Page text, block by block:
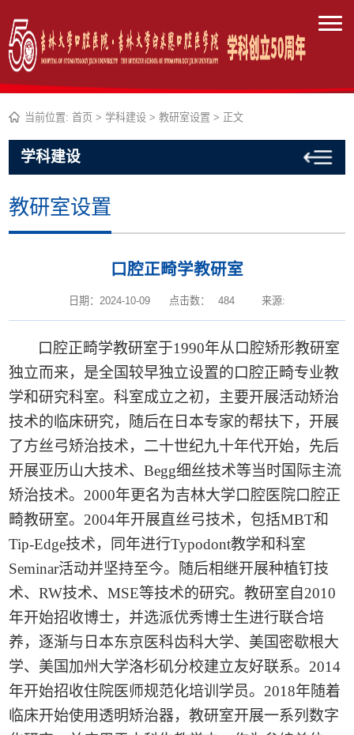
当前位置:首页 >学科建设 >教研室设置 > 正文
学科建设
教研室设置
口腔正畸学教研室
日期：2024-10-09 点击数： 484 来源:
口腔正畸学教研室于1990年从口腔矫形教研室
独立而来，是全国较早独立设置的口腔正畸专业教
学和研究科室。科室成立之初，主要开展活动矫治
技术的临床研究，随后在日本专家的帮扶下，开展
了方丝弓矫治技术，二十世纪九十年代开始，先后
开展亚历山大技术、Begg细丝技术等当时国际主流
矫治技术。 2000年更名为吉林大学口腔医院口腔正
畸教研室。 2004年开展直丝弓技术，包括MBT和
Tip-Edge技术，同年进行Typodont教学和科室
Seminar活动并坚持至今。随后相继开展种植钉技
术、RW技术、MSE等技术的研究。教研室自 2010
年开始招收博士，并选派优秀博士生进行联合培
养，逐渐与日本东京医科齿科大学、美国密歇根大
学、美国加州大学洛杉矶分校建立友好联系。 2014
年开始招收住院医师规范化培训学员。 2018年随着
临床开始使用透明矫治器，教研室开展一系列数字